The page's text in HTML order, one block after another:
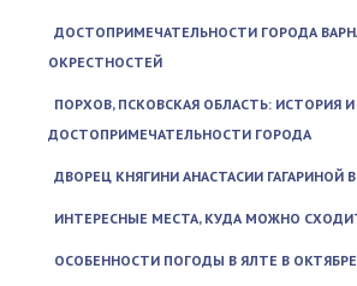
ДОСТОПРИМЕЧАТЕЛЬНОСТИ ГОРОДА
ОКРЕСТНОСТЕЙ
ПОРХОВ, ПСКОВСКАЯ ОБЛАСТЬ: ИСТОРИЯ И
ДОСТОПРИМЕЧАТЕЛЬНОСТИ ГОРОДА
ДВОРЕЦ КНЯГИНИ АНАСТАСИИ ГАГАРИНОЙ
ИНТЕРЕСНЫЕ МЕСТА, КУДА МОЖНО
ОСОБЕННОСТИ ПОГОДЫ В ЯЛТЕ В